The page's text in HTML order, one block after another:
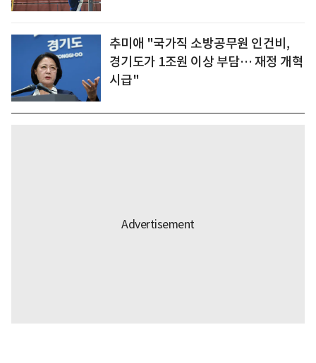
추미애 "국가직 소방공무원 인건비,
경기도가 1조원 이상 부담… 재정 개혁
시급"